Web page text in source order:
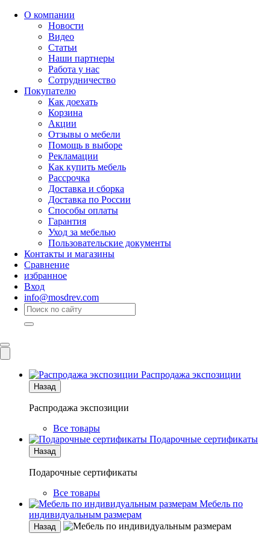
О компании
Новости
Видео
Статьи
Наши партнеры
Работа у нас
Сотрудничество
Покупателю
Как доехать
Корзина
Акции
Отзывы о мебели
Помощь в выборе
Рекламации
Как купить мебель
Рассрочка
Доставка и сборка
Доставка по России
Способы оплаты
Гарантия
Уход за мебелью
Пользовательские документы
Контакты и магазины
Сравнение
избранное
Вход
info@mosdrev.com
Распродажа экспозиции
Назад
Распродажа экспозиции
Все товары
Подарочные сертификаты
Назад
Подарочные сертификаты
Все товары
Мебель по
индивидуальным размерам
Назад